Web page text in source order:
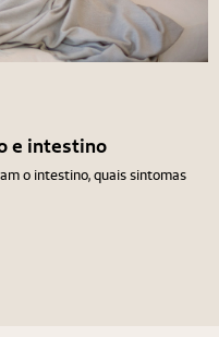
e intestino
o intestino, quais sintomas